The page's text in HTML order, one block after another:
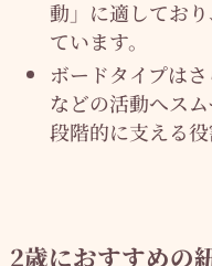
動」に適してお
ています。
ボードタイプは
などの活動へス
段階的に支える役
2歳におすすめの